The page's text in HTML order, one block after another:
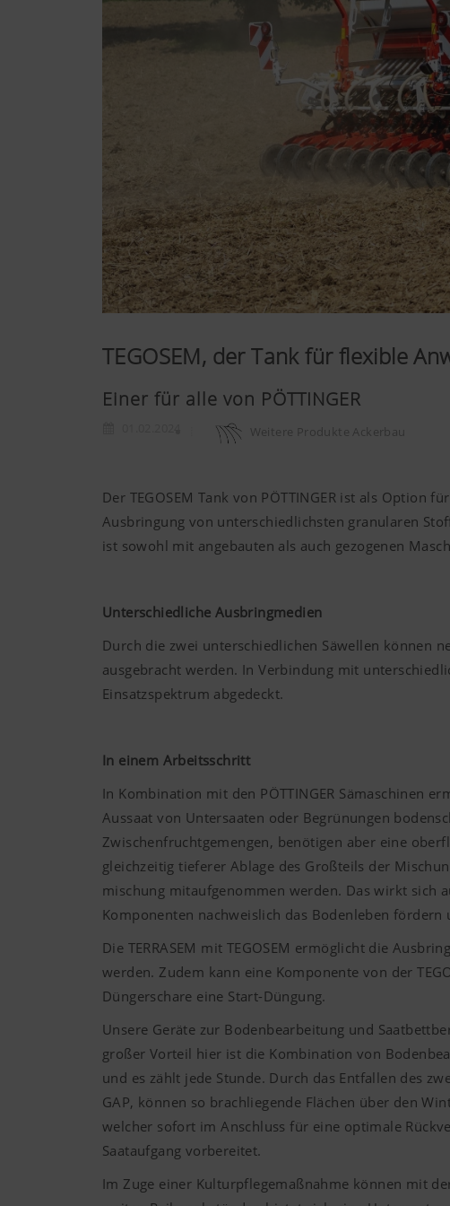
TEGOSEM, der Tank für flexible
Einer für alle von PÖTTINGER
Weitere Produkte Ackerbau
Der TEGOSEM Tank von PÖTTINGER ist als Option
Ausbringung von unterschiedlichsten granularen
ist sowohl mit angebauten als auch gezogenen
Unterschiedliche Ausbringmedien
Durch die zwei unterschiedlichen Säwellen können
ausgebracht werden. In Verbindung mit
Einsatzspektrum abgedeckt.
In einem Arbeitsschritt
In Kombination mit den PÖTTINGER Sämaschinen
Aussaat von Untersaaten oder Begrünungen
Zwischenfruchtgemengen, benötigen aber eine
gleichzeitig tieferer Ablage des Großteils der
mischung mitaufgenommen werden. Das wirkt sich
Komponenten nachweislich das Bodenleben
Die TERRASEM mit TEGOSEM ermöglicht die
werden. Zudem kann eine Komponente von der
Düngerschare eine Start-Düngung.
Unsere Geräte zur Bodenbearbeitung und
großer Vorteil hier ist die Kombination von
und es zählt jede Stunde. Durch das Entfallen des
GAP, können so brachliegende Flächen über den
welcher sofort im Anschluss für eine optimale
Saataufgang vorbereitet.
Im Zuge einer Kulturpflegemaßnahme können mit